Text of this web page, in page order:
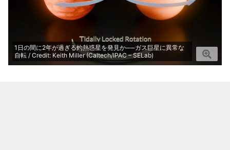
1日の間に2年が過ぎる灼熱惑星を発見か──ガス巨星に異常な
自転 / Credit: Keith Miller (Caltech/IPAC – SELab)